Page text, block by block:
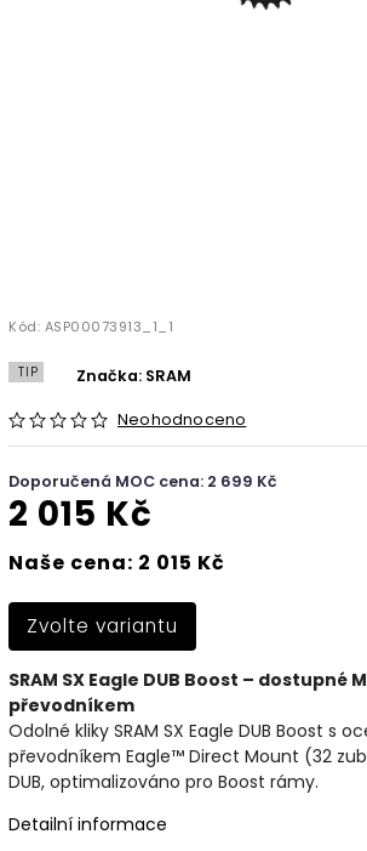
Kód: ASP00073913_1_1
TIP
Neohodnoceno
Značka: SRAM
Doporučená MOC cena: 2 699 Kč
2 015 Kč
Naše cena: 2 015 Kč
Zvolte variantu
SRAM SX Eagle DUB Boost – dostupné
převodníkem
Odolné kliky SRAM SX Eagle DUB Boost s
převodníkem Eagle™ Direct Mount (32
DUB, optimalizováno pro Boost rámy.
Detailní informace